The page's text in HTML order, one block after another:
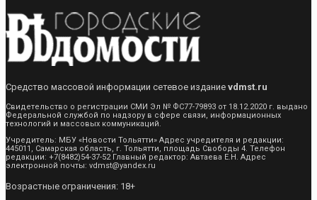
Средство массовой информации сетевое издание vdmst.ru
Свидетельство о регистрации СМИ Эл № ФС77-79893 от 18.12.2020 г. выдано
Федеральной службой по надзору в сфере связи, информационных
технологий и массовых коммуникаций.
Учредитель: МБУ «Новости Тольятти» Адрес учредителя и редакции:
445011, Самарская область, г. Тольятти, площадь Свободы 4. Телефон
редакции: +7(8482)54-37-52 Главный редактор: Автаева Е.Н. Адрес
электронной почты: vdmst@yandex.ru
Возрастные ограничения: 18+